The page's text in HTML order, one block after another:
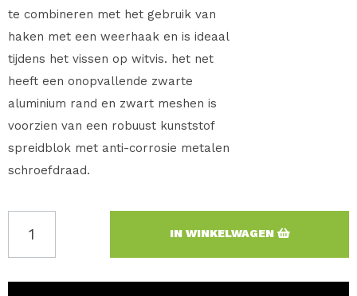
te combineren met het gebruik van
haken met een weerhaak en is ideaal
tijdens het vissen op witvis. het net
heeft een onopvallende zwarte
aluminium rand en zwart meshen is
voorzien van een robuust kunststof
spreidblok met anti-corrosie metalen
schroefdraad.
IN WINKELWAGEN